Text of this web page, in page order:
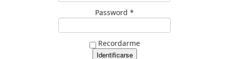
Password *
Recordarme